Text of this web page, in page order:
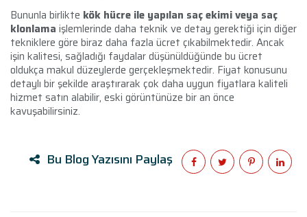
Bununla birlikte kök hücre ile yapılan saç ekimi veya saç
klonlama işlemlerinde daha teknik ve detay gerektiği için diğer
tekniklere göre biraz daha fazla ücret çıkabilmektedir. Ancak
işin kalitesi, sağladığı faydalar düşünüldüğünde bu ücret
oldukça makul düzeylerde gerçekleşmektedir. Fiyat konusunu
detaylı bir şekilde araştırarak çok daha uygun fiyatlara kaliteli
hizmet satın alabilir, eski görüntünüze bir an önce
kavuşabilirsiniz.
Bu Blog Yazısını Paylaş